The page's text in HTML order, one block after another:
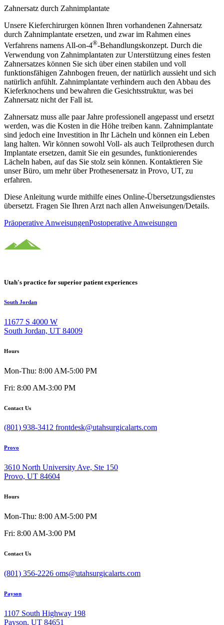
Zahnersatz durch Zahnimplantate
Unsere Kieferchirurgen können Ihren vorhandenen Zahnersatz
durch Zahnimplantate ersetzen, und zwar im Rahmen eines
Verfahrens namens All-on-4®-Behandlungskonzept. Durch die
Verwendung von Zahnimplantaten zur Unterstützung eines festen
Zahnersatzes können Sie sich über einen stabilen und voll
funktionsfähigen Zahnbogen freuen, der natürlich aussieht und sich
natürlich anfühlt. Zahnimplantate verhindern auch den Abbau des
Kieferknochens und bewahren die Gesichtsstruktur, was bei
Zahnersatz nicht der Fall ist.
Zahnersatz muss alle paar Jahre professionell angepasst und ersetzt
werden, was die Kosten in die Höhe treiben kann. Zahnimplantate
sind jedoch eine Investition in Ihr Lächeln und können ein Leben
lang halten. Wir können sowohl Voll- als auch Teilprothesen durch
Implantate ersetzen, damit Sie ein gesundes, funktionierendes
Lächeln haben, auf das Sie stolz sein können. Kontaktieren Sie
unser Büro, um mehr über Prothesenersatz in Provo, UT, zu
erfahren.
Diese Anleitung wurde mithilfe eines Online-Übersetzungsdienstes
übersetzt. Fragen Sie Ihren Arzt nach allen Anweisungen/Details.
Präoperative AnweisungenPostoperative Anweisungen
Utah's practice for superior patient experiences
South Jordan
11677 S 4000 W
South Jordan, UT 84009
Hours
Mon-Thu: 8:00 AM-5:00 PM
Fri: 8:00 AM-3:00 PM
Contact Us
(801) 938-3412 frontdesk@utahsurgicalarts.com
Provo
3610 North University Ave, Ste 150
Provo, UT 84604
Hours
Mon-Thu: 8:00 AM-5:00 PM
Fri: 8:00 AM-3:00 PM
Contact Us
(801) 356-2226 oms@utahsurgicalarts.com
Payson
1107 South Highway 198
Payson, UT 84651